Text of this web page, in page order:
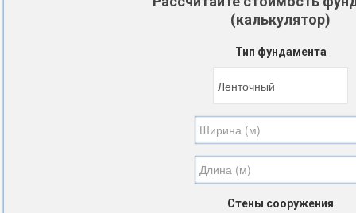
(калькулятор)
Тип фундамента
Стены сооружения